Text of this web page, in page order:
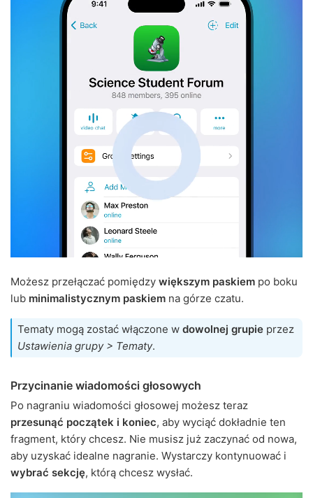
Możesz przełączać pomiędzy większym paskiem po boku
lub minimalistycznym paskiem na górze czatu.
Tematy mogą zostać włączone w dowolnej grupie przez
Ustawienia grupy > Tematy.
Przycinanie wiadomości głosowych
Po nagraniu wiadomości głosowej możesz teraz
przesunąć początek i koniec, aby wyciąć dokładnie ten
fragment, który chcesz. Nie musisz już zaczynać od nowa,
aby uzyskać idealne nagranie. Wystarczy kontynuować i
wybrać sekcję, którą chcesz wysłać.